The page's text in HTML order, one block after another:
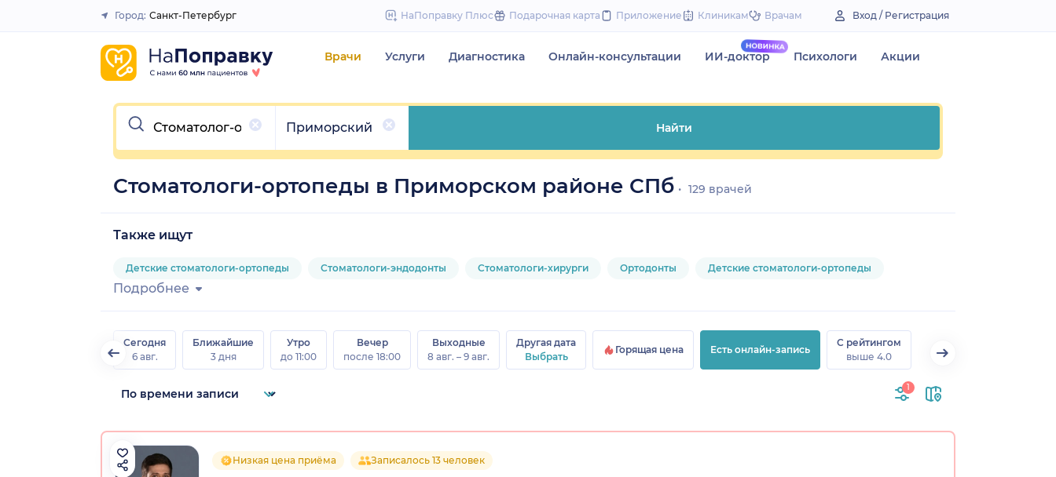
to
Закрыть
Город: Санкт-Петербург НаПоправку Плюс Подарочная карта Приложение Клиникам Врачам Вход / Регистрация
Врачи Услуги Диагностика Онлайн-консультации ИИ-доктор Психологи Акции
Очистить
Приморский
Найти
Стоматологи-ортопеды в Приморском районе СПб 129 врачей
Также ищут
Детские стоматологи-ортопеды Стоматологи-эндодонты Стоматологи-хирурги Ортодонты Детские стоматологи-ортопеды
Подробнее
Сегодня
6 авг.
Ближайшие
3 дня
Утро
до 11:00
Вечер
после 18:00
Выходные
8 авг. – 9 авг.
Другая дата
Выбрать
Горящая цена Есть онлайн-запись
С рейтингом
выше 4.0
1
Низкая цена приёма Записалось 13 человек